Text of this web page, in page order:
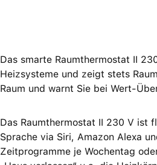
Das smarte Raumthermostat II
Heizsysteme und zeigt stets
Raum und warnt Sie bei Wert-
Das Raumthermostat II 230 V ist
Sprache via Siri, Amazon Alexa
Zeitprogramme je Wochentag